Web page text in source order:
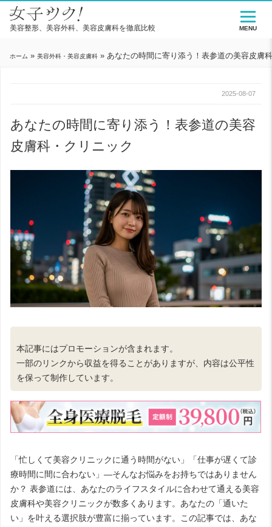
美容整形、美容外科、美容皮膚科を徹底比較
ホーム » 美容外科・美容皮膚科 » あなたの時間に寄り添う！表参道の美容皮膚
2025-08-07
あなたの時間に寄り添う！表参道の美容
皮膚科・クリニック
本記事にはプロモーションが含まれます。
一部のリンクから収益を得ることがありますが、内容は公平性
を保って制作しています。
「忙しくて美容クリニックに通う時間がない」「仕事が遅くて診
療時間に間に合わない」—そんなお悩みをお持ちではありません
か？ 表参道には、あなたのライフスタイルに合わせて通える美容
皮膚科や美容クリニックが数多くあります。あなたの「通いた
い」を叶える選択肢が豊富に揃っています。この記事では、あな
MENU